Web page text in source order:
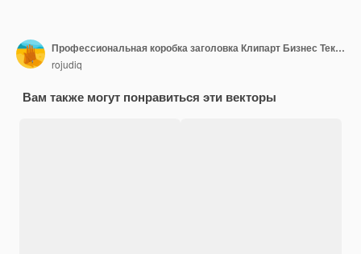
Профессиональная коробка заголовка Клипарт Бизнес Текстовая коробка для бизнеса Инфографика PPT
rojudiq
Вам также могут понравиться эти векторы